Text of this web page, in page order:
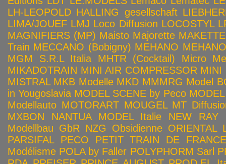
LH-LEOPOLD HALLING gesellschaft
LIMA/JOUEF LMJ Loco Diffusion LOCOSTYL
MAGNIFIERS (MP) Maisto Majorette MAKETTE
Train MECCANO (Bobigny) MEHANO
MGM S.R.L Italia
MHTR (Cocktail)
Micro
MIKADOTRAIN MINI AIR COMPRESSOR MINI
MISTRAL MKB Modelle MKD MMMRG Model
in Yougoslavia MODEL SCENE by Peco
Modellauto MOTORART MOUGEL MT
MXBON
NANTUA MODEL Italie NEW RAY
Modellbau GbR NZG Obsidienne ORIENTAL
PARSIFAL
PECO
PETIT TRAIN DE FRANCE
Modélisme POLA by Faller POLYPHORM Sarl